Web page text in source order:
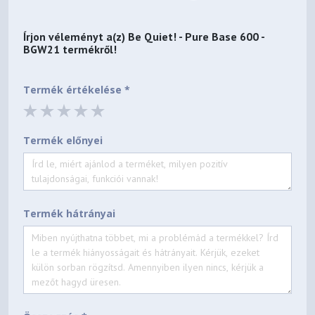
80,000
Manual 3-step fan controller (3x 3-pin)
Optional Fan Installation
1x 120 / 1x 140
Top (mm)
Bottom (mm)
Side panel (mm)
Írjon véleményt a(z) Be Quiet! - Pure Base 600 -
BGW21 termékről!
Termék értékelése *
Termék előnyei
Termék hátrányai